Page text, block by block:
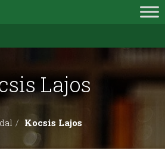
Lajos
Kocsis Lajos